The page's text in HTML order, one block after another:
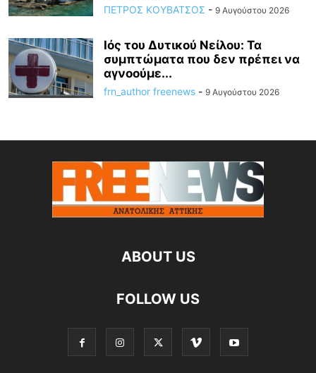
ΠΕΤΡΟΣ ΚΟΥΒΑΤΣΟΣ - 9 Αυγούστου 2026
Ιός του Δυτικού Νείλου: Τα
συμπτώματα που δεν πρέπει να
αγνοούμε...
frn_author freenews - 9 Αυγούστου 2026
ABOUT US
FOLLOW US